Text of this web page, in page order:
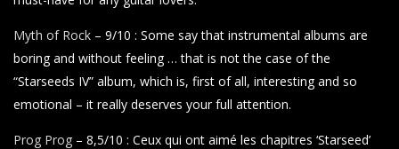
Myth of Rock – 9/10 : Some say that instrumental albums are
boring and without feeling … that is not the case of the
“Starseeds IV” album, which is, first of all, interesting and so
emotional – it really deserves your full attention.
Prog Prog – 8,5/10 : Ceux qui ont aimé les chapitres ‘Starseed’